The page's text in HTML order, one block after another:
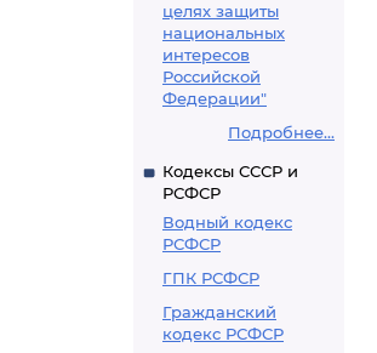
целях защиты
национальных
интересов
Российской
Федерации"
Подробнее...
Кодексы СССР и
РСФСР
Водный кодекс
РСФСР
ГПК РСФСР
Гражданский
кодекс РСФСР